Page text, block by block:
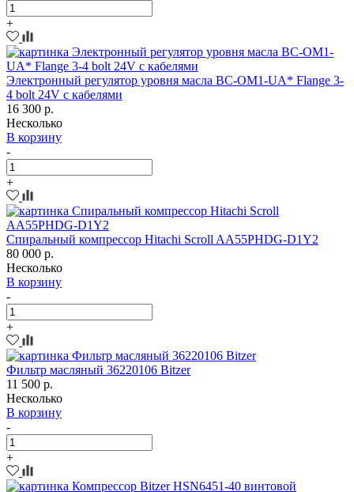
+
Электронный регулятор уровня масла BC-OM1-UA* Flange 3-
4 bolt 24V с кабелями
16 300 р.
Несколько
В корзину
-
+
Спиральный компрессор Hitachi Scroll AA55PHDG-D1Y2
80 000 р.
Несколько
В корзину
-
+
Фильтр масляный 36220106 Bitzer
11 500 р.
Несколько
В корзину
-
+